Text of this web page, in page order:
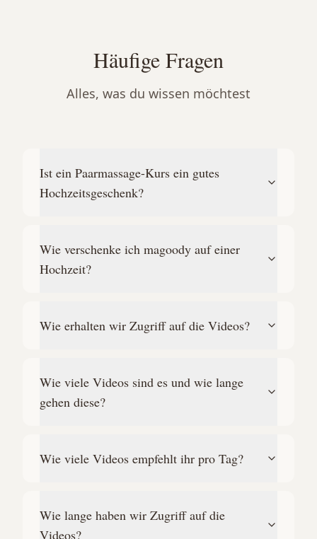
Häufige Fragen
Alles, was du wissen möchtest
Ist ein Paarmassage-Kurs ein gutes
Hochzeitsgeschenk?
Wie verschenke ich magoody auf einer
Hochzeit?
Wie erhalten wir Zugriff auf die Videos?
Wie viele Videos sind es und wie lange
gehen diese?
Wie viele Videos empfehlt ihr pro Tag?
Wie lange haben wir Zugriff auf die
Videos?